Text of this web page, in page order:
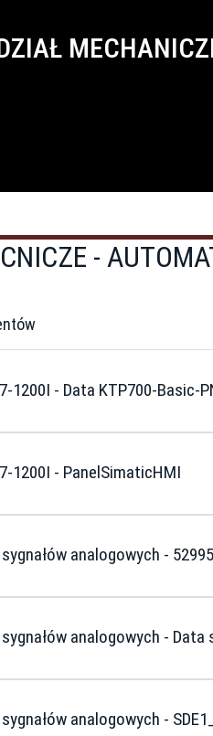
-
1200I - Data KTP700-Basic-
1200I - PanelSimaticHMI
analogowych -
analogowych - Data
analogowych -